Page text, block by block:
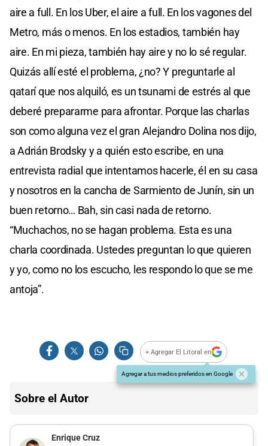
aire a full. En los Uber, el aire a full. En los vagones del
Metro, más o menos. En los estadios, también hay
aire. En mi pieza, también hay aire y no lo sé regular.
Quizás allí esté el problema, ¿no? Y preguntarle al
qatarí que nos alquiló, es un tsunami de estrés al que
deberé prepararme para afrontar. Porque las charlas
son como alguna vez el gran Alejandro Dolina nos dijo,
a Adrián Brodsky y a quién esto escribe, en una
entrevista radial que intentamos hacerle, él en su casa
y nosotros en la cancha de Sarmiento de Junín, sin un
buen retorno… Bah, sin casi nada de retorno.
“Muchachos, no se hagan problema. Esta es una
charla coordinada. Ustedes preguntan lo que quieren
y yo, como no los escucho, les respondo lo que se me
antoja”.
+ Agregar El Litoral en
Agregar a tus medios preferidos en Google
Sobre el Autor
Enrique Cruz